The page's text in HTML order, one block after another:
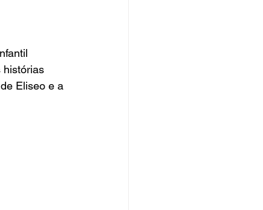
histórias
Eliseo e a